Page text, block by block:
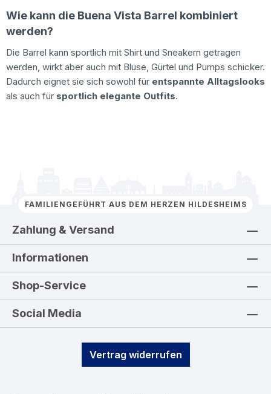
Wie kann die Buena Vista Barrel kombiniert
werden?
Die Barrel kann sportlich mit Shirt und Sneakern getragen
werden, wirkt aber auch mit Bluse, Gürtel und Pumps schicker.
Dadurch eignet sie sich sowohl für entspannte Alltagslooks
als auch für sportlich elegante Outfits.
FAMILIENGEFÜHRT AUS DEM HERZEN HILDESHEIMS
Zahlung & Versand
Informationen
Shop-Service
Social Media
Vertrag widerrufen